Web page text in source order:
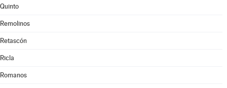
Quinto
Remolinos
Retascón
Ricla
Romanos